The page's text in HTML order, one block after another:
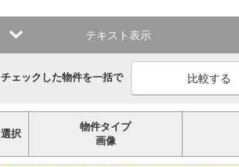
テキスト表示
チェックした物件を一括で
選択
物件タイプ
画像